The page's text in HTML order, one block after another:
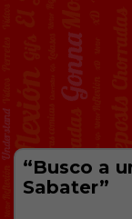
“Busco a
Sabater”